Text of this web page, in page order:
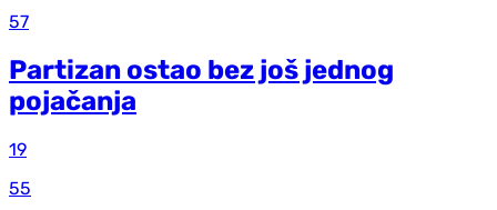
57
Partizan ostao bez još jednog
pojačanja
19
55